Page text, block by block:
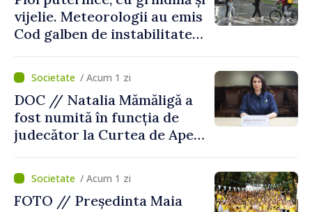
vijelie. Meteorologii au emis
Cod galben de instabilitate
/ Acum 1 zi
DOC // Natalia Mămăligă a
fost numită în funcția de
judecător la Curtea de Apel
/ Acum 1 zi
FOTO // Președinta Maia